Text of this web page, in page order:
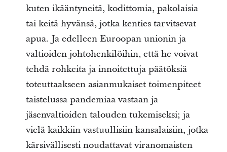
kuten ikääntyneitä, kodittomia, pakolaisia
tai keitä hyvänsä, jotka kenties tarvitsevat
apua. Ja edelleen Euroopan unionin ja
valtioiden johtohenkilöihin, että he voivat
tehdä rohkeita ja innoitettuja päätöksiä
toteuttaakseen asianmukaiset toimenpiteet
taistelussa pandemiaa vastaan ja
jäsenvaltioiden talouden tukemiseksi; ja
vielä kaikkiin vastuullisiin kansalaisiin, jotka
kärsivällisesti noudattavat viranomaisten